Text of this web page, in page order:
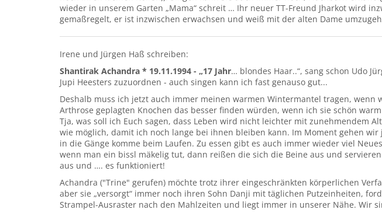
wieder in unserem Garten „Mama“ schreit … Ihr neuer TT-Freund Jharkot wird
gemaßregelt, er ist inzwischen erwachsen und weiß mit der alten Dame
Irene und Jürgen Haß schreiben:
Shantirak Achandra * 19.11.1994 - „17 Jahr… blondes Haar..“, sang schon Udo
Jupi Heesters zuzuordnen - auch singen kann ich fast genauso gut...
Deshalb muss ich jetzt auch immer meinen warmen Wintermantel tragen, wenn
Arthrose geplagten Knochen das besser finden würden, wenn ich sie schön
Tja, was soll ich Euch sagen, dass Leben wird nicht leichter mit zunehmendem
wie möglich, damit ich noch lange bei ihnen bleiben kann. Im Moment gehen
in die Gänge komme beim Laufen. Zu essen gibt es auch immer wieder viel
wenn man ein bissl mäkelig tut, dann reißen die sich die Beine aus und
aus und …. es funktioniert!
Achandra ("Trine" gerufen) möchte trotz ihrer eingeschränkten körperlichen
aber sie „versorgt“ immer noch ihren Sohn Danji mit täglichen Putzeinheiten,
Strampel-Ausraster nach den Mahlzeiten und liegt immer in unserer Nähe. Wir